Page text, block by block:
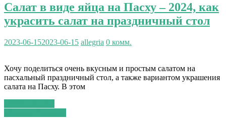
Салат в виде яйца на Пасху – 2024, как
украсить салат на праздничный стол
2023-06-152023-06-15 allegria 0 комм.
Хочу поделиться очень вкусным и простым салатом на
пасхальный праздничный стол, а также вариантом украшения
салата на Пасху. В этом